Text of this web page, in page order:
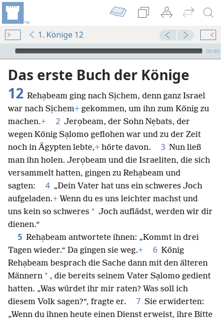
1. Könige 12
Audio Player
00:00
Das erste Buch der Könige
12 Rehạbeam ging nach Sịchem, denn ganz Israel
war nach Sịchem+ gekommen, um ihn zum König zu
machen.+ 2 Jerọbeam, der Sohn Nẹbats, der
wegen König Sạlomo geflohen war und zu der Zeit
noch in Ägypten lebte,+ hörte davon. 3 Nun ließ
man ihn holen. Jerọbeam und die Israeliten, die sich
versammelt hatten, gingen zu Rehạbeam und
sagten:
4 „Dein Vater hat uns ein schweres Joch
aufgeladen.+ Wenn du es uns leichter machst und
uns kein so schweres * Joch auflädst, werden wir dir
dienen.“
5 Rehạbeam antwortete ihnen: „Kommt in drei
Tagen wieder.“ Da gingen sie weg.+ 6 König
Rehạbeam besprach die Sache dann mit den älteren
Männern * , die bereits seinem Vater Sạlomo gedient
hatten. „Was würdet ihr mir raten? Was soll ich
diesem Volk sagen?“, fragte er.
7 Sie erwiderten:
„Wenn du ihnen heute einen Dienst erweist, ihre Bitte